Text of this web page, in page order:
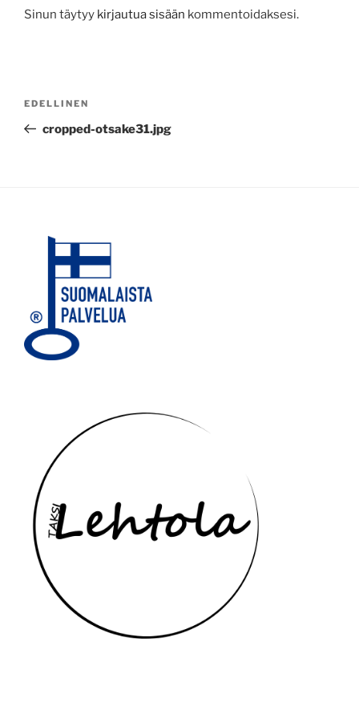
Sinun täytyy kirjautua sisään kommentoidaksesi.
Edellinen
artikkeli
EDELLINEN
cropped-otsake31.jpg